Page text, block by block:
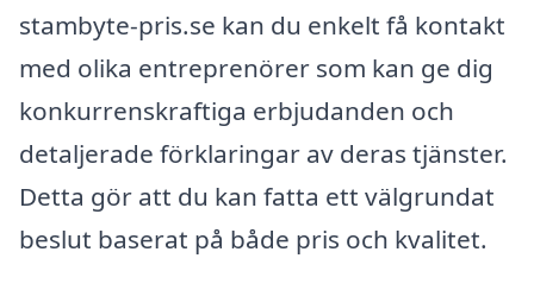
stambyte-pris.se kan du enkelt få kontakt
med olika entreprenörer som kan ge dig
konkurrenskraftiga erbjudanden och
detaljerade förklaringar av deras tjänster.
Detta gör att du kan fatta ett välgrundat
beslut baserat på både pris och kvalitet.